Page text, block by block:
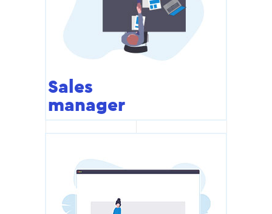
Sales
manager